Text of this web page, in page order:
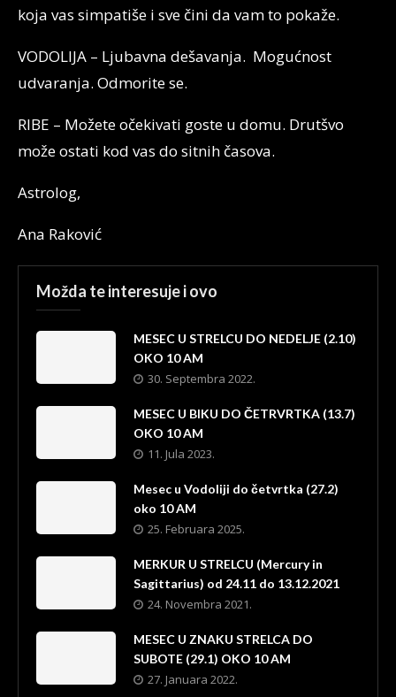
koja vas simpatiše i sve čini da vam to pokaže.
VODOLIJA – Ljubavna dešavanja. Mogućnost
udvaranja. Odmorite se.
RIBE – Možete očekivati goste u domu. Drutšvo
može ostati kod vas do sitnih časova.
Astrolog,
Ana Raković
Možda te interesuje i ovo
MESEC U STRELCU DO NEDELJE (2.10)
OKO 10 AM
30. Septembra 2022.
MESEC U BIKU DO ČETRVRTKA (13.7)
OKO 10 AM
11. Jula 2023.
Mesec u Vodoliji do četvrtka (27.2)
oko 10 AM
25. Februara 2025.
MERKUR U STRELCU (Mercury in
Sagittarius) od 24.11 do 13.12.2021
24. Novembra 2021.
MESEC U ZNAKU STRELCA DO
SUBOTE (29.1) OKO 10 AM
27. Januara 2022.